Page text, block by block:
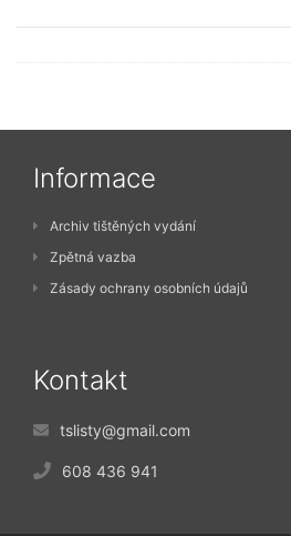
Informace
Archiv tištěných vydání
Zpětná vazba
Zásady ochrany osobních údajů
Kontakt
tslisty@gmail.com
608 436 941